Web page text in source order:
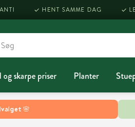
🌸
HENT SAMME DAG
skarpe priser Planter